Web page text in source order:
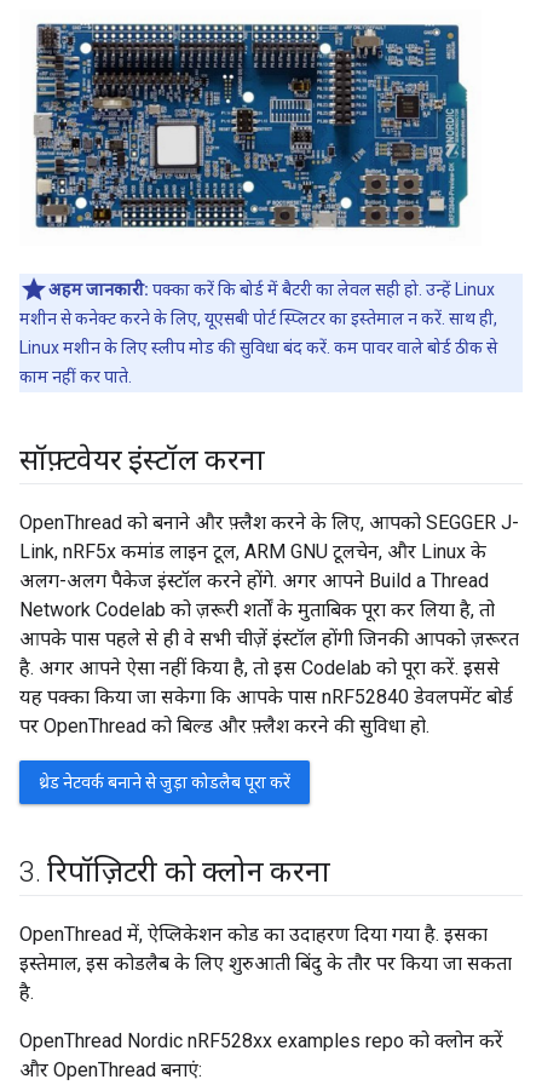
अहम जानकारी: पक्का करें कि बोर्ड में बैटरी का लेवल सही हो. उन्हें Linux
मशीन से कनेक्ट करने के लिए, यूएसबी पोर्ट स्प्लिटर का इस्तेमाल न करें. साथ ही,
Linux मशीन के लिए स्लीप मोड की सुविधा बंद करें. कम पावर वाले बोर्ड ठीक से
काम नहीं कर पाते.
सॉफ़्टवेयर इंस्टॉल करना
OpenThread को बनाने और फ़्लैश करने के लिए, आपको SEGGER J-
Link, nRF5x कमांड लाइन टूल, ARM GNU टूलचेन, और Linux के
अलग-अलग पैकेज इंस्टॉल करने होंगे. अगर आपने Build a Thread
Network Codelab को ज़रूरी शर्तों के मुताबिक पूरा कर लिया है, तो
आपके पास पहले से ही वे सभी चीज़ें इंस्टॉल होंगी जिनकी आपको ज़रूरत
है. अगर आपने ऐसा नहीं किया है, तो इस Codelab को पूरा करें. इससे
यह पक्का किया जा सकेगा कि आपके पास nRF52840 डेवलपमेंट बोर्ड
पर OpenThread को बिल्ड और फ़्लैश करने की सुविधा हो.
थ्रेड नेटवर्क बनाने से जुड़ा कोडलैब पूरा करें
3. रिपॉज़िटरी को क्लोन करना
OpenThread में, ऐप्लिकेशन कोड का उदाहरण दिया गया है. इसका
इस्तेमाल, इस कोडलैब के लिए शुरुआती बिंदु के तौर पर किया जा सकता
है.
OpenThread Nordic nRF528xx examples repo को क्लोन करें
और OpenThread बनाएं: